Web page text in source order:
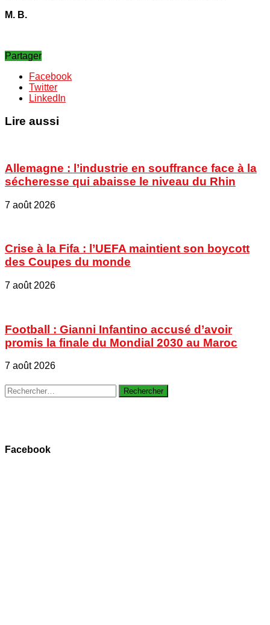
M. B.
Partager
Facebook
Twitter
LinkedIn
Lire aussi
Allemagne : l’industrie en souffrance face à la
sécheresse qui abaisse le niveau du Rhin
7 août 2026
Crise à la Fifa : l’UEFA maintient son boycott
des Coupes du monde
7 août 2026
Football : Gianni Infantino accusé d’avoir
promis la finale du Mondial 2030 au Maroc
7 août 2026
Rechercher :
Facebook